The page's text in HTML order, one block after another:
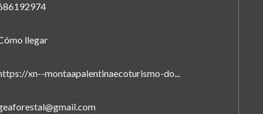
llegar
xn--montaapalentinaecoturismo-do...